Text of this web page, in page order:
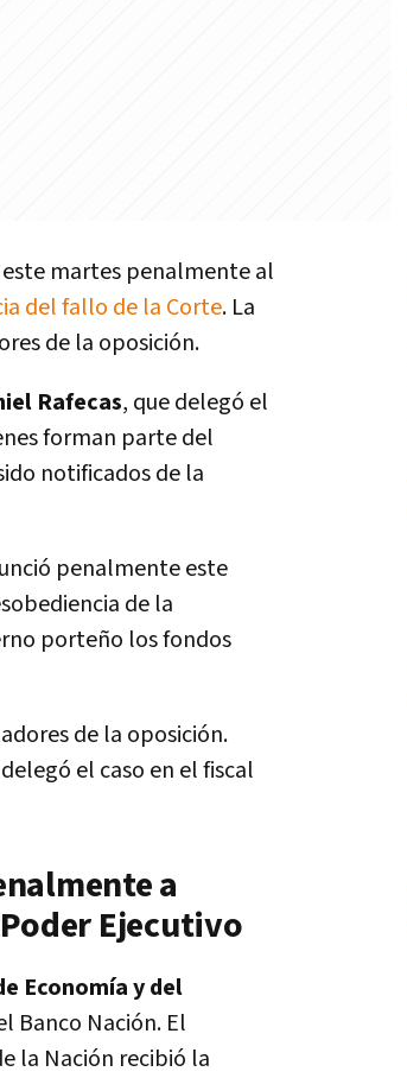
martes penalmente al
del fallo de la Corte. La
de la oposición.
Rafecas, que delegó el
forman parte del
notificados de la
penalmente este
de la
porteño los fondos
de la oposición.
el caso en el fiscal
a
Ejecutivo
Economía y del
Banco Nación. El
la Nación recibió la